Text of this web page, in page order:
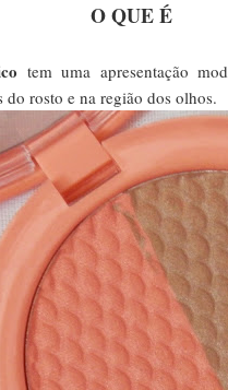
O QUE É
tem uma apresentação
do rosto e na região dos olhos.